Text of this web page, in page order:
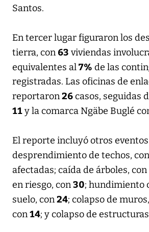
Santos.
En tercer lugar figuraron los
tierra, con 63 viviendas
equivalentes al7% de las
registradas. Las oficinas de
reportaron26casos, seguidas
11y la comarca Ngäbe Buglé
El reporte incluyó otros
desprendimiento de techos, con
afectadas; caída de árboles, con
en riesgo, con30; hundimiento
suelo, con24; colapso de
con14; y colapso de